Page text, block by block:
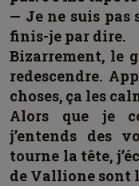
— Je ne suis pas
finis-je par dire.
Bizarrement, le
redescendre.
choses, ça les
Alors que je
j’entends des
tourne la tête,
de Vallione sont